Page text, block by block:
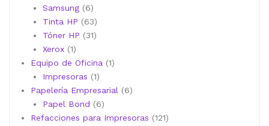
productos
Samsung 66
productos
Tinta HP 6363
productos
Tóner HP 3131
Xerox 11
producto
Equipo de Oficina 11
Impresoras 11
producto
Papelería Empresarial 66
Papel Bond 66
productos
Refacciones para Impresoras 121121